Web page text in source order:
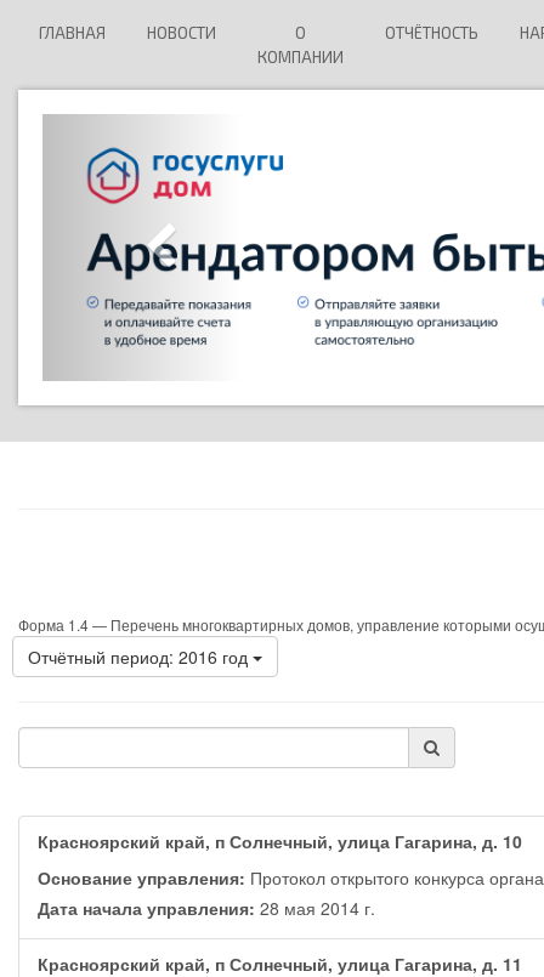
ГЛАВНАЯ НОВОСТИ
О
КОМПАНИИ
ОТЧЁТНОСТЬ
Форма 1.4 — Перечень многоквартирных домов, управление которыми
Отчётный период: 2016 год
Красноярский край, п Солнечный, улица Гагарина, д. 10
Основание управления: Протокол открытого конкурса
Дата начала управления: 28 мая 2014 г.
Красноярский край, п Солнечный, улица Гагарина, д. 11